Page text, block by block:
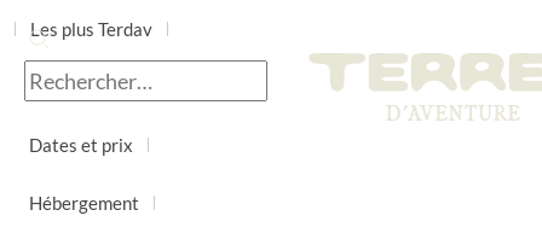
Les plus Terdav
Jour par jour
Dates et prix
Hébergement